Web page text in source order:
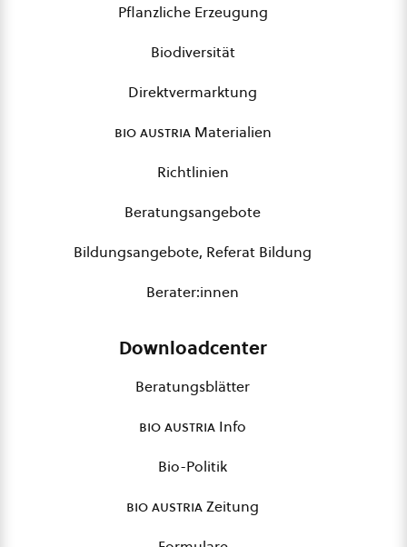
Pflanzliche Erzeugung
Biodiversität
Direktvermarktung
bio austriaMaterialien
Richtlinien
Beratungsangebote
Bildungsangebote, Referat Bildung
Berater:innen
Downloadcenter
Beratungsblätter
bio austria Info
Bio-Politik
bio austriaZeitung